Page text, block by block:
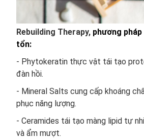
Rebuilding Therapy, phương
tổn:
- Phytokeratin thực vật tái tạo
đàn hồi.
- Mineral Salts cung cấp khoáng
phục năng lượng.
- Ceramides tái tạo màng lipid tự
và ẩm mượt.